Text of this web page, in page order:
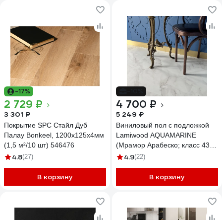
-17%
2 729 ₽
3 301 ₽
Покрытие SPC Стайл Дуб
Палау Bonkeel, 1200x125x4мм
(1,5 м²/10 шт) 546476
4.8(27)
В корзину
4 700 ₽
5 249 ₽
Виниловый пол с подложкой
Lamiwood AQUAMARINE
(Мрамор Арабеско; класс 43; 5
мм, микрофаска; 1,86 кв.м) M-
4.9(22)
В корзину